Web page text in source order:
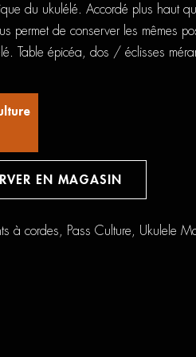
du ukulélé. Accordé plus haut
permet de conserver les mêmes
Table épicéa, dos / éclisses
EN MAGASIN
à cordes Pass Culture Ukulele